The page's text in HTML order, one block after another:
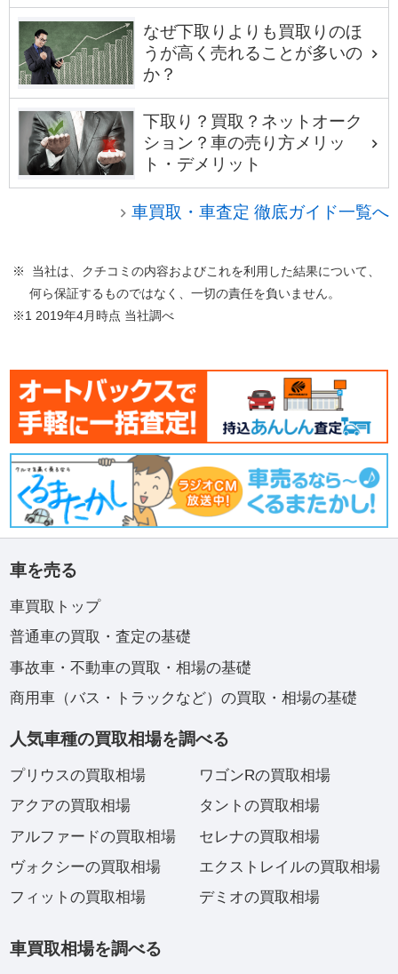
なぜ下取りよりも買取りのほ
うが高く売れることが多いの
か？
下取り？買取？ネットオーク
ション？車の売り方メリッ
ト・デメリット
車買取・車査定 徹底ガイド一覧へ
※ 当社は、クチコミの内容およびこれを利用した結果について、
何ら保証するものではなく、一切の責任を負いません。
※1 2019年4月時点 当社調べ
車を売る
車買取トップ
普通車の買取・査定の基礎
事故車・不動車の買取・相場の基礎
商用車（バス・トラックなど）の買取・相場の基礎
人気車種の買取相場を調べる
プリウスの買取相場
アクアの買取相場
アルファードの買取相場
ヴォクシーの買取相場
フィットの買取相場
ワゴンRの買取相場
タントの買取相場
セレナの買取相場
エクストレイルの買取相場
デミオの買取相場
車買取相場を調べる